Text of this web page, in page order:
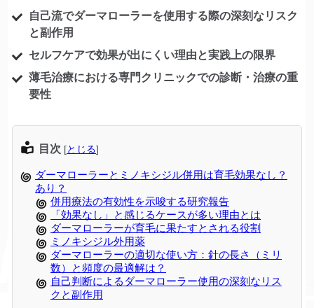
自己流でダーマローラーを使用する際の深刻なリスク
と副作用
セルフケアで効果が出にくい理由と実践上の限界
薄毛治療における専門クリニックでの診断・治療の重
要性
目次 [とじる]
ダーマローラーとミノキシジル併用は育毛効果なし？
あり？
併用療法の有効性を示唆する研究報告
「効果なし」と感じるケースが多い理由とは
ダーマローラーが育毛に果たすとされる役割
ミノキシジル外用薬
ダーマローラーの適切な使い方：針の長さ（ミリ
数）と頻度の最適解は？
自己判断によるダーマローラー使用の深刻なリス
クと副作用